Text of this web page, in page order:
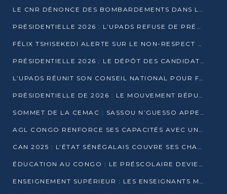
LE CNR DÉNONCE DES BOMBARDEMENTS DANS LE POOL ET ACCUSE LE GOUVERNEMENT
PRÉSIDENTIELLE 2026 : L’UPADS REFUSE DE PRÉSENTER UN CANDIDAT ET DÉNONCE UN PROCESSUS NON CRÉDIBLE
FÉLIX TSHISEKEDI ALERTE SUR LE NON-RESPECT DES ENGAGEMENTS DE PAIX APRÈS SA RENCONTRE AVEC D. SASSOU-NGUESSO
PRÉSIDENTIELLE 2026 : LE DÉPÔT DES CANDIDATURES OUVERT DU 29 JANVIER AU 12 FÉVRIER
L’UPADS RÉUNIT SON CONSEIL NATIONAL POUR FIXER SA LIGNE POLITIQUE À DEUX MOIS DE LA PRÉSIDENTIELLE
PRÉSIDENTIELLE DE 2026 : LE MOUVEMENT RÉPUBLICAIN DÉNONCE UNE CONVOCATION ÉLECTORALE « OPAQUE ET PRÉCIPITÉE »
SOMMET DE LA CEMAC : SASSOU N’GUESSO APPELLE À LA VIGILANCE FACE AUX RISQUES ÉCONOMIQUES
AGL CONGO RENFORCE SES CAPACITÉS AVEC UNE GRUE DE 250 TONNES
CAN 2025 : L’ÉTAT SÉNÉGALAIS COUVRE SES CHAMPIONS D’AFRIQUE DE RÉCOMPENSES EXCEPTIONNELLES
ÉDUCATION AU CONGO : LE PRÉSCOLAIRE DEVIENT OBLIGATOIRE, LE BTS CONSACRÉ DIPLÔME D’ÉTAT
ENSEIGNEMENT SUPÉRIEUR : LES ENSEIGNANTS MAINTIENNENT LA GRÈVE ET EXIGENT UN ACCORD ÉCRIT AVEC L’ÉTAT